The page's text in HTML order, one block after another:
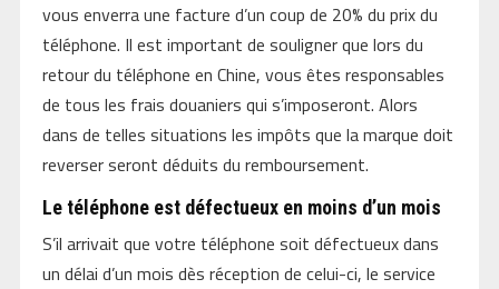
vous enverra une facture d’un coup de 20% du prix du
téléphone. Il est important de souligner que lors du
retour du téléphone en Chine, vous êtes responsables
de tous les frais douaniers qui s’imposeront. Alors
dans de telles situations les impôts que la marque doit
reverser seront déduits du remboursement.
Le téléphone est défectueux en moins d’un mois
S’il arrivait que votre téléphone soit défectueux dans
un délai d’un mois dès réception de celui-ci, le service